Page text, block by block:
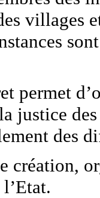
villages
permet
justice
des
création,